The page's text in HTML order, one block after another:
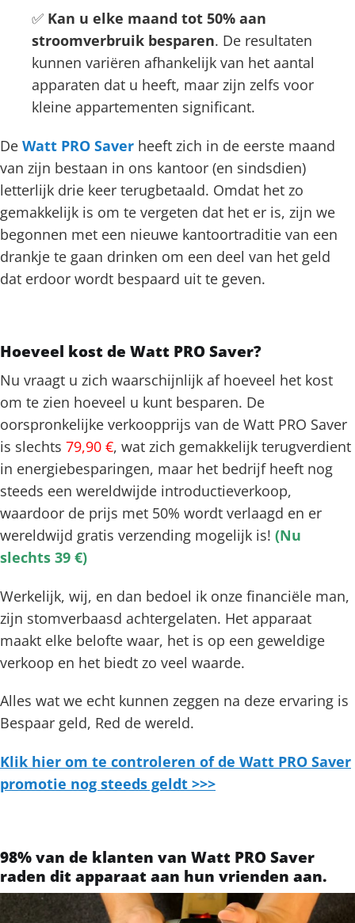
✅ Kan u elke maand tot 50% aan
stroomverbruik besparen. De resultaten
kunnen variëren afhankelijk van het aantal
apparaten dat u heeft, maar zijn zelfs voor
kleine appartementen significant.
De Watt PRO Saver heeft zich in de eerste maand
van zijn bestaan in ons kantoor (en sindsdien)
letterlijk drie keer terugbetaald. Omdat het zo
gemakkelijk is om te vergeten dat het er is, zijn we
begonnen met een nieuwe kantoortraditie van een
drankje te gaan drinken om een deel van het geld
dat erdoor wordt bespaard uit te geven.
Hoeveel kost de Watt PRO Saver?
Nu vraagt u zich waarschijnlijk af hoeveel het kost
om te zien hoeveel u kunt besparen. De
oorspronkelijke verkoopprijs van de Watt PRO Saver
is slechts 79,90 €, wat zich gemakkelijk terugverdient
in energiebesparingen, maar het bedrijf heeft nog
steeds een wereldwijde introductieverkoop,
waardoor de prijs met 50% wordt verlaagd en er
wereldwijd gratis verzending mogelijk is! (Nu
slechts 39 €)
Werkelijk, wij, en dan bedoel ik onze financiële man,
zijn stomverbaasd achtergelaten. Het apparaat
maakt elke belofte waar, het is op een geweldige
verkoop en het biedt zo veel waarde.
Alles wat we echt kunnen zeggen na deze ervaring is
Bespaar geld, Red de wereld.
Klik hier om te controleren of de Watt PRO Saver
promotie nog steeds geldt >>>
98% van de klanten van Watt PRO Saver
raden dit apparaat aan hun vrienden aan.